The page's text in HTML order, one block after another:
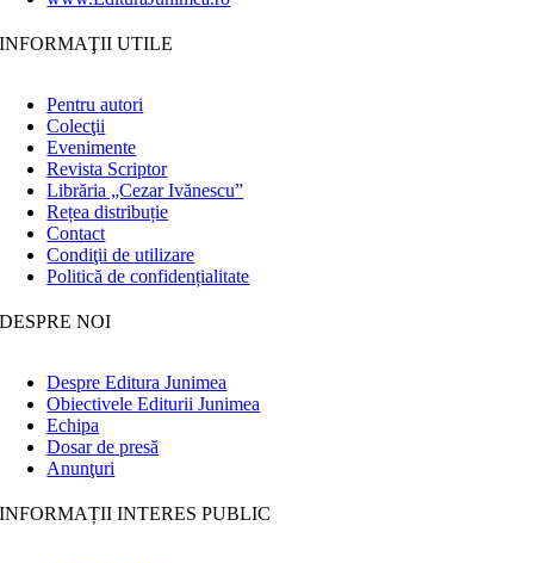
INFORMAŢII UTILE
Pentru autori
Colecţii
Evenimente
Revista Scriptor
Librăria „Cezar Ivănescu”
Rețea distribuție
Contact
Condiţii de utilizare
Politică de confidențialitate
DESPRE NOI
Despre Editura Junimea
Obiectivele Editurii Junimea
Echipa
Dosar de presă
Anunţuri
INFORMAȚII INTERES PUBLIC